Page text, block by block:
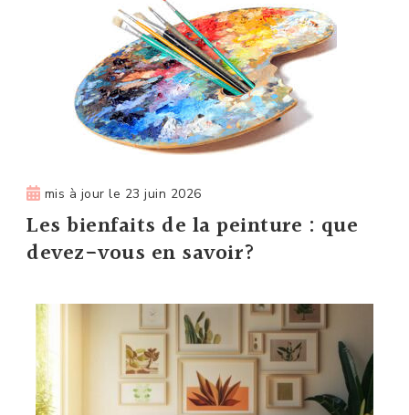
mis à jour le 23 juin 2026
Les bienfaits de la peinture : que
devez-vous en savoir?